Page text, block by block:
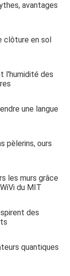
avantages
clôture en sol
l'humidité des
une langue
pèlerins, ours
les murs grâce
du MIT
des
quantiques